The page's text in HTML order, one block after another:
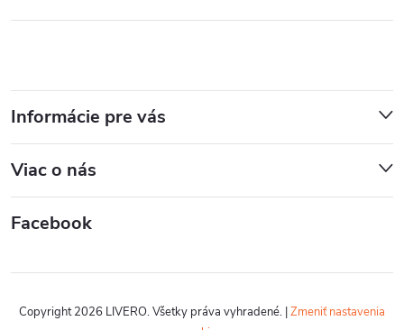
Informácie pre vás
Viac o nás
Facebook
Copyright 2026 LIVERO. Všetky práva vyhradené. |Zmeniť nastavenia